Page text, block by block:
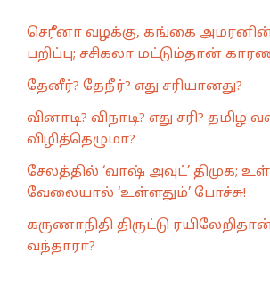
செரீனா வழக்கு, கங்கை
பறிப்பு; சசிகலா மட்டும்தான்
தேனீர்? தேநீர்? எது சரியானது?
வினாடி? விநாடி? எது சரி? தமிழ்
விழித்தெழுமா?
சேலத்தில் ‘வாஷ் அவுட்’ திமுக;
வேலையால் ‘உள்ளதும்’ போச்சு!
கருணாநிதி திருட்டு
வந்தாரா?